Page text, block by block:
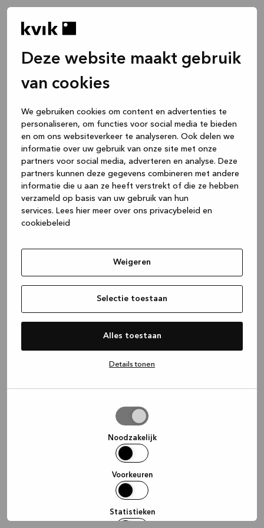
Deze website maakt gebruik
van cookies
We gebruiken cookies om content en advertenties te
personaliseren, om functies voor social media te bieden
en om ons websiteverkeer te analyseren. Ook delen we
informatie over uw gebruik van onze site met onze
partners voor social media, adverteren en analyse. Deze
partners kunnen deze gegevens combineren met andere
informatie die u aan ze heeft verstrekt of die ze hebben
verzameld op basis van uw gebruik van hun
services. Lees hier meer over ons privacybeleid en
cookiebeleid
Weigeren
Selectie toestaan
Alles toestaan
Details tonen
Noodzakelijk
Voorkeuren
Statistieken
(see the browser console for more
information).